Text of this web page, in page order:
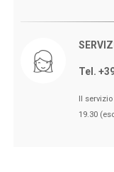
Tel.
Il
19.30